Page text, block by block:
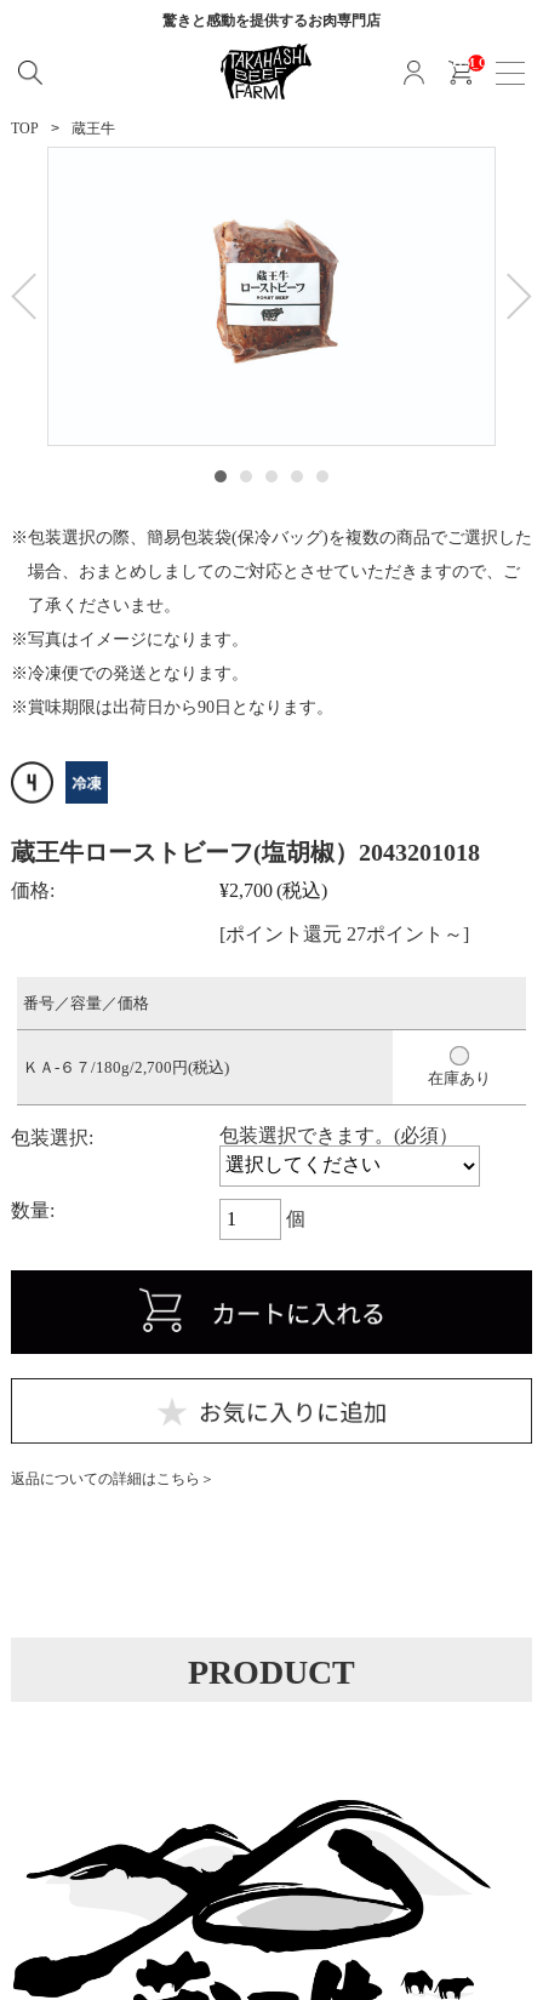
驚きと感動を提供するお肉専門店
__ITM_CNT__
TOP 蔵王牛
包装選択の際、簡易包装袋(保冷バッグ)を複数の商品でご選択した
場合、おまとめしましてのご対応とさせていただきますので、ご
了承くださいませ。
写真はイメージになります。
冷凍便での発送となります。
賞味期限は出荷日から90日となります。
蔵王牛ローストビーフ(塩胡椒）2043201018
価格: ¥2,700(税込)
[ポイント還元 27ポイント～]
番号／容量／価格
ＫＡ-６７/180g/2,700円(税込)
在庫あり
包装選択: 包装選択できます。(必須）
数量: 個
返品についての詳細はこちら
PRODUCT